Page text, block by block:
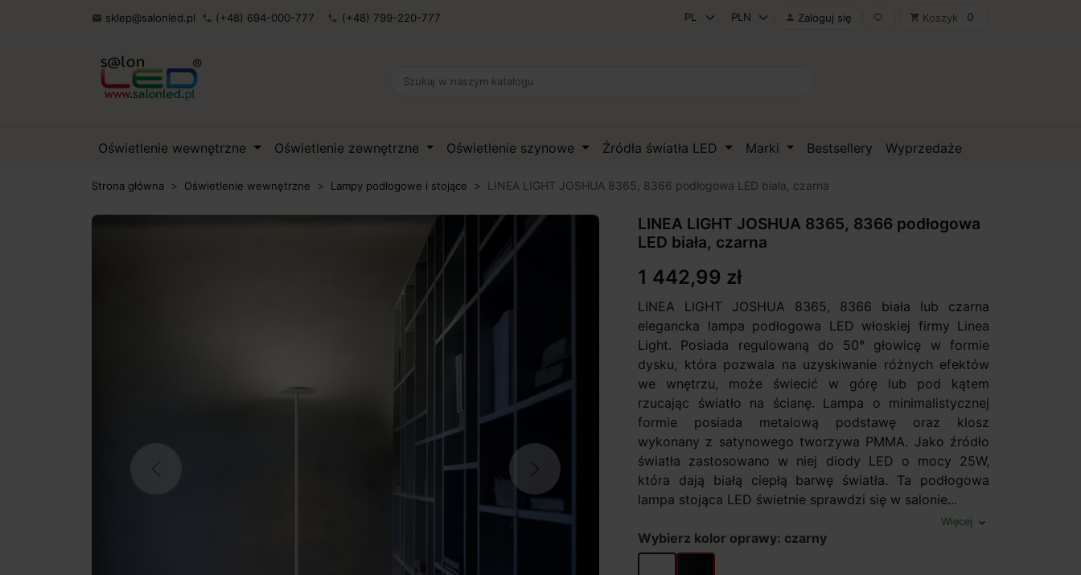
 sklep@salonled.pl phone (+48) 694-000-777 phone (+48) 799-220-777  Zaloguj się favorite_border shopping_cart Koszyk 0
Oświetlenie wewnętrzne Oświetlenie zewnętrzne Oświetlenie szynowe Źródła światła LED Marki Bestsellery Wyprzedaże
Strona główna Oświetlenie wewnętrzne Lampy podłogowe i stojące LINEA LIGHT JOSHUA 8365, 8366 podłogowa LED biała, czarna
LINEA LIGHT JOSHUA 8365, 8366 podłogowa
LED biała, czarna
1 442,99 zł
LINEA LIGHT JOSHUA 8365, 8366 biała lub czarna
elegancka lampa podłogowa LED włoskiej firmy Linea
Light. Posiada regulowaną do 50° głowicę w formie
dysku, która pozwala na uzyskiwanie różnych efektów
we wnętrzu, może świecić w górę lub pod kątem
rzucając światło na ścianę. Lampa o minimalistycznej
formie posiada metalową podstawę oraz klosz
wykonany z satynowego tworzywa PMMA. Jako źródło
światła zastosowano w niej diody LED o mocy 25W,
która dają białą ciepłą barwę światła. Ta podłogowa
lampa stojąca LED świetnie sprawdzi się w salonie...
Więcej expand_more
Wybierz kolor oprawy: czarny
biały czarny